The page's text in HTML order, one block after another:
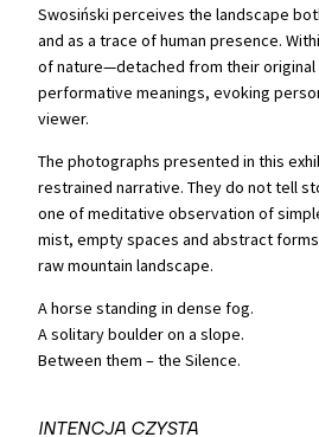
Swosiński perceives the landscape
and as a trace of human presence.
of nature—detached from their
performative meanings, evoking
viewer.
The photographs presented in this
restrained narrative. They do not tell
one of meditative observation of
mist, empty spaces and abstract
raw mountain landscape.
A horse standing in dense fog.
A solitary boulder on a slope.
Between them – the Silence.
INTENCJA CZYSTA